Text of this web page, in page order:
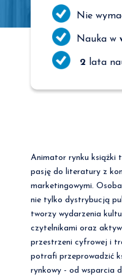
Nie
Nauka w
2 lata
Animator rynku książki
pasję do literatury z
marketingowymi.
nie tylko dystrybucją
tworzy wydarzenia
czytelnikami oraz
przestrzeni cyfrowej i
potrafi przeprowadzić
rynkowy - od wsparcia